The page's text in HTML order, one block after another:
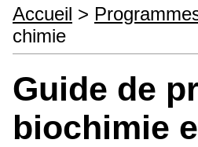
Accueil >
chimie
Guide de
biochimie